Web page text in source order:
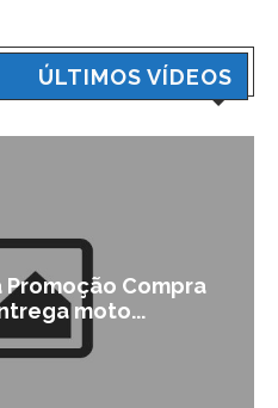
ÚLTIMOS VÍDEOS
Compra
moto...